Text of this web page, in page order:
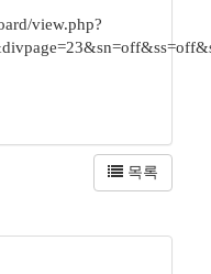
view.php?
목록